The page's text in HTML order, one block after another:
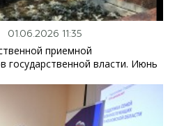
01.06.2026 11:35
приемной
государственной власти. Июнь